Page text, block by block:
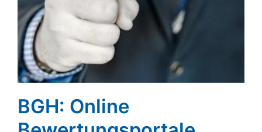
BGH: Online